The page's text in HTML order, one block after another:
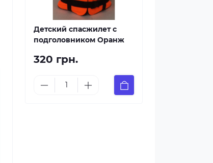
Детский спасжилет с
подголовником Оранж
320 грн.